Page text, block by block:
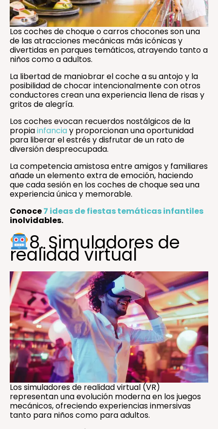
Los coches de choque o carros chocones son una
de las atracciones mecánicas más icónicas y
divertidas en parques temáticos, atrayendo tanto a
niños como a adultos.
La libertad de maniobrar el coche a su antojo y la
posibilidad de chocar intencionalmente con otros
conductores crean una experiencia llena de risas y
gritos de alegría.
Los coches evocan recuerdos nostálgicos de la
propiainfanciay proporcionan una oportunidad
para liberar el estrés y disfrutar de un rato de
diversión despreocupada.
La competencia amistosa entre amigos y familiares
añade un elemento extra de emoción, haciendo
que cada sesión en los coches de choque sea una
experiencia única y memorable.
Conoce7 ideas de fiestas temáticas infantiles
inolvidables.
8. Simuladores de
realidad virtual
Los simuladores de realidad virtual (VR)
representan una evolución moderna en los juegos
mecánicos, ofreciendo experiencias inmersivas
tanto para niños como para adultos.